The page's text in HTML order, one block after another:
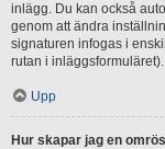
inlägg. Du kan också
genom att ändra
signaturen infogas i
rutan i inläggsformuläret).
Upp
Hur skapar jag en